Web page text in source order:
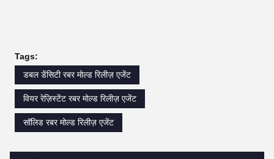
Tags:
डबल डेंसिटी रबर मोल्ड रिलीज़ एजेंट
वियर रेज़िस्टेंट रबर मोल्ड रिलीज़ एजेंट
सॉलिड रबर मोल्ड रिलीज़ एजेंट